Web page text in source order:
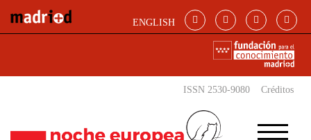
ENGLISH
ISSN 2530-9080 Créditos